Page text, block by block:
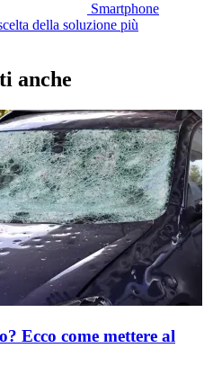
Smartphone
della soluzione più
anche
Ecco come mettere al